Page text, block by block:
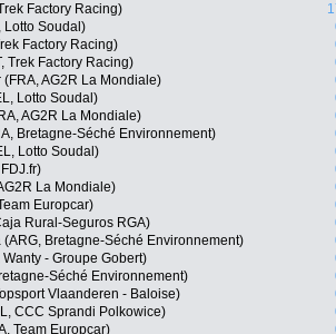
Factory Racing)
Lotto Soudal)
Factory Racing)
Trek Factory Racing)
AG2R La Mondiale)
Lotto Soudal)
AG2R La Mondiale)
Bretagne-Séché Environnement)
Lotto Soudal)
La Mondiale)
Europcar)
Rural-Seguros RGA)
Bretagne-Séché Environnement)
Wanty - Groupe Gobert)
Séché Environnement)
Vlaanderen - Baloise)
CCC Sprandi Polkowice)
Team Europcar)